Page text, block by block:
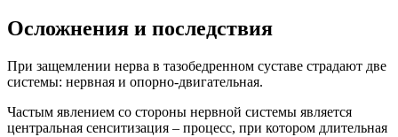
Осложнения и последствия
При защемлении нерва в тазобедренном суставе страдают две
системы: нервная и опорно-двигательная.
Частым явлением со стороны нервной системы является
центральная сенситизация – процесс, при котором длительная